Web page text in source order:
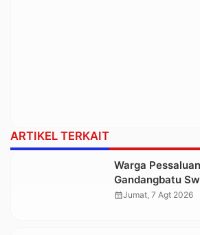
ARTIKEL TERKAIT
Warga
Gandangbatu
Kabupaten
calendar_monthJumat, 7 Agt 2026